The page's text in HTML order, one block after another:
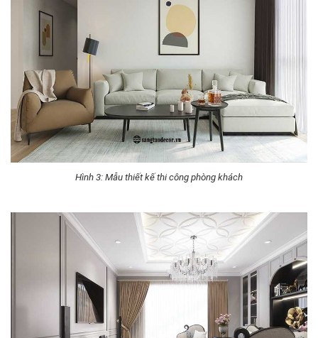
Hình 3: Mẫu thiết kế thi công phòng khách